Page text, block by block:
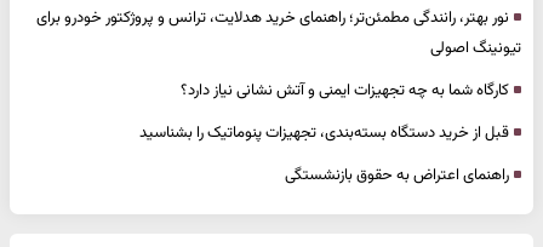
نور بهتر، رانندگی مطمئن‌تر؛ راهنمای خرید هدلایت، ترانس و پروژکتور خودرو برای
تیونینگ اصولی
کارگاه شما به چه تجهیزات ایمنی و آتش نشانی نیاز دارد؟
قبل از خرید دستگاه بسته‌بندی، تجهیزات پنوماتیک را بشناسید
راهنمای اعتراض به حقوق بازنشستگی